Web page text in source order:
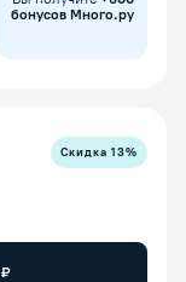
бонусов Много.ру
Скидка13%
₽